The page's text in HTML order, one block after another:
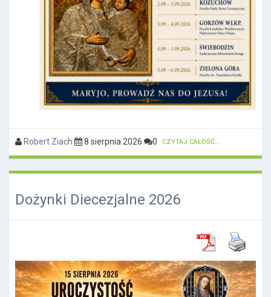
Robert Ziach 8 sierpnia 2026 0 CZYTAJ CAŁOŚĆ...
Dożynki Diecezjalne 2026